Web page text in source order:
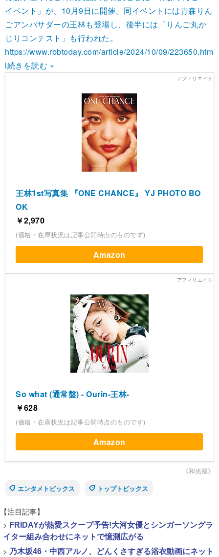
イベント」が、10月9日に開催。同イベントには青森りん
ごアンバサダーの王林も登場し、後半には「りんご丸か
じりコンテスト」も行われた。
https://www.rbbtoday.com/article/2024/10/09/223650.htm
l続きを読む »
王林1st写真集 『ONE CHANCE』 YJ PHOTO BO
OK
￥2,970
(価格・在庫状況は記事公開時点のものです)
Amazon
So what (通常盤) - Ourin-王林-
￥628
(価格・在庫状況は記事公開時点のものです)
Amazon
《和光福》
エンタメトピックス
トップトピックス
【注目記事】
> FRIDAYが熱愛スクープ予告!大河女優とシンガーソングラ
イター組み合わせにネットで憶測広がる
> 乃木坂46・中西アルノ、どんくさすぎる浴衣動画にネット